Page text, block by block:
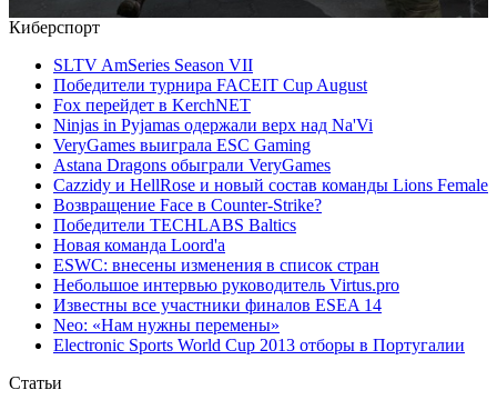
Киберспорт
SLTV AmSeries Season VII
Победители турнира FACEIT Cup August
Fox перейдет в KerchNET
Ninjas in Pyjamas одержали верх над Na'Vi
VeryGames выиграла ESC Gaming
Astana Dragons обыграли VeryGames
Cazzidy и HellRose и новый состав команды Lions Female
Возвращение Face в Counter-Strike?
Победители TECHLABS Baltics
Новая команда Loord'а
ESWC: внесены изменения в список стран
Небольшое интервью руководитель Virtus.pro
Известны все участники финалов ESEA 14
Neo: «Нам нужны перемены»
Electronic Sports World Cup 2013 отборы в Португалии
Статьи